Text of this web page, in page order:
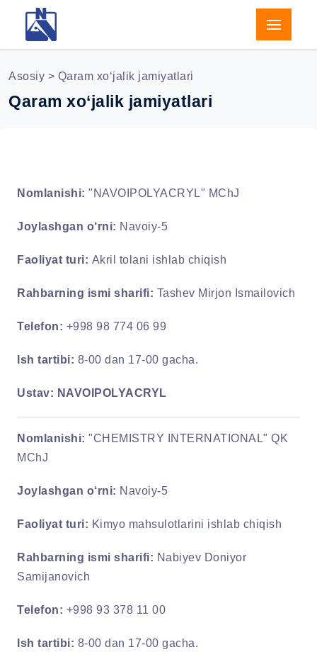
Asosiy > Qaram xo‘jalik jamiyatlari
Qaram xo‘jalik jamiyatlari
Nomlanishi: "NAVOIPOLYACRYL" MChJ
Joylashgan o‘rni: Navoiy-5
Faoliyat turi: Akril tolani ishlab chiqish
Rahbarning ismi sharifi: Tashev Mirjon Ismailovich
Telefon: +998 98 774 06 99
Ish tartibi: 8-00 dan 17-00 gacha.
Ustav: NAVOIPOLYACRYL
Nomlanishi: "CHEMISTRY INTERNATIONAL" QK
MChJ
Joylashgan o‘rni: Navoiy-5
Faoliyat turi: Kimyo mahsulotlarini ishlab chiqish
Rahbarning ismi sharifi: Nabiyev Doniyor
Samijanovich
Telefon: +998 93 378 11 00
Ish tartibi: 8-00 dan 17-00 gacha.